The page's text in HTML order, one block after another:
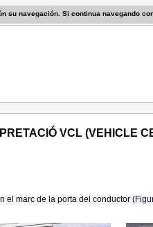
navegación. Si continua navegando
VCL (VEHICLE
el marc de la porta del conductor